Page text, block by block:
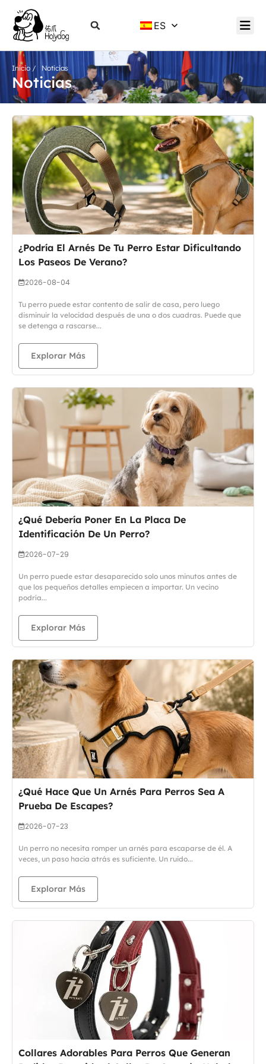
ES
Inicio / Noticias
Noticias
¿Podría El Arnés De Tu Perro Estar Dificultando
Los Paseos De Verano?
2026-08-04
Tu perro puede estar contento de salir de casa, pero luego
disminuir la velocidad después de una o dos cuadras. Puede que
se detenga a rascarse...
Explorar Más
¿Qué Debería Poner En La Placa De
Identificación De Un Perro?
2026-07-29
Un perro puede estar desaparecido solo unos minutos antes de
que los pequeños detalles empiecen a importar. Un vecino
podría...
Explorar Más
¿Qué Hace Que Un Arnés Para Perros Sea A
Prueba De Escapes?
2026-07-23
Un perro no necesita romper un arnés para escaparse de él. A
veces, un paso hacia atrás es suficiente. Un ruido...
Explorar Más
Collares Adorables Para Perros Que Generan